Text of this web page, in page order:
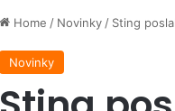
Home / Novinky / Sting
Novinky